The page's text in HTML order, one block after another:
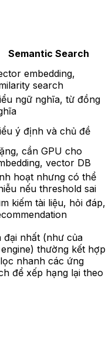
Semantic Search
embedding,
search
ngữ nghĩa, từ đồng
ý định và chủ đề
cần GPU cho
vector DB
hoạt nhưng có thể
nếu threshold sai
kiếm tài liệu, hỏi đáp,
đại nhất (như của
thường kết hợp
nhanh các ứng
để xếp hạng lại theo